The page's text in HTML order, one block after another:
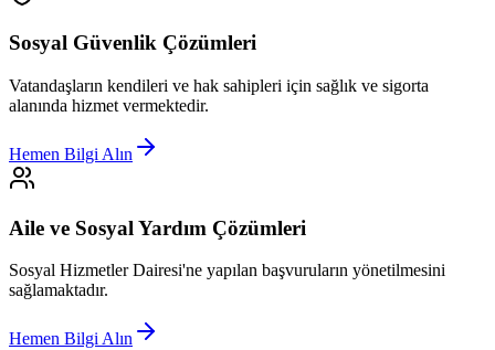
Sosyal Güvenlik Çözümleri
Vatandaşların kendileri ve hak sahipleri için sağlık ve sigorta
alanında hizmet vermektedir.
Hemen Bilgi Alın
Aile ve Sosyal Yardım Çözümleri
Sosyal Hizmetler Dairesi'ne yapılan başvuruların yönetilmesini
sağlamaktadır.
Hemen Bilgi Alın